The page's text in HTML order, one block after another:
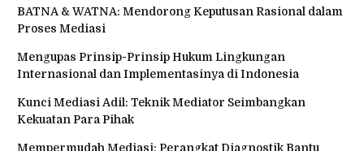
BATNA & WATNA: Mendorong Keputusan Rasional dalam
Proses Mediasi
Mengupas Prinsip-Prinsip Hukum Lingkungan
Internasional dan Implementasinya di Indonesia
Kunci Mediasi Adil: Teknik Mediator Seimbangkan
Kekuatan Para Pihak
Mempermudah Mediasi: Perangkat Diagnostik Bantu